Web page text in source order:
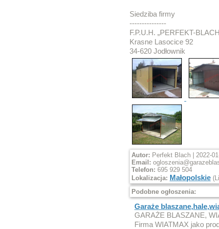
Siedziba firmy
---------------
F.P.U.H. „PERFEKT-
Krasne Lasocice 92
34-620 Jodłownik
Autor: Perfekt Blach | 2022-
Email:
Telefon: 695 929 504
Lokalizacja: Małopolskie
Podobne ogłoszenia:
Garaże
GARAŻE BLASZANE,
Firma WIATMAX jako